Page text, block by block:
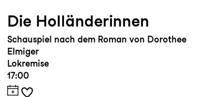
Die Holländerinnen
Schauspiel nach dem Roman von Dorothee
Elmiger
Lokremise
17:00